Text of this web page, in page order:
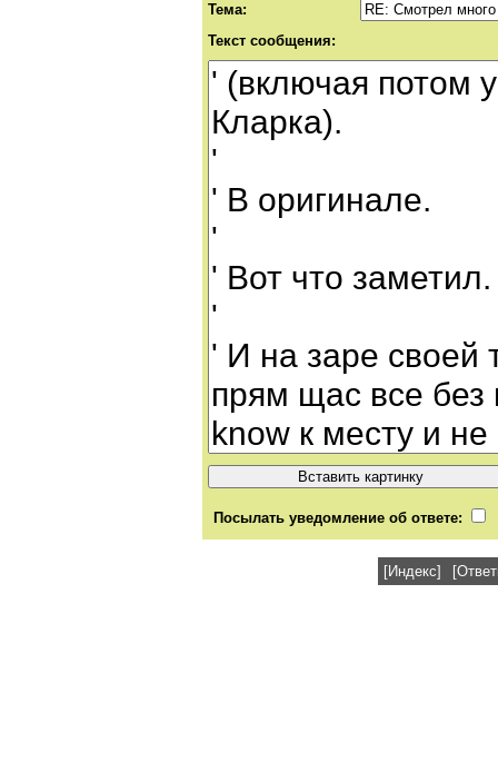
Тема:
Текст сообщения:
Посылать уведомление об ответе:
[Индекс]